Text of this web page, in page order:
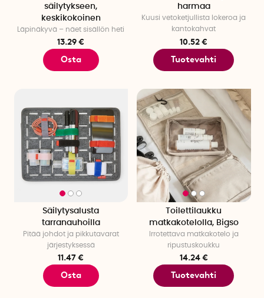
säilytykseen,
keskikokoinen
Läpinäkyvä – näet sisällön heti
13.29 €
Osta
harmaa
Kuusi vetoketjullista lokeroa ja
kantokahvat
10.52 €
Tuotevahti
Säilytysalusta
tarranauhoilla
Pitää johdot ja pikkutavarat
järjestyksessä
11.47 €
Osta
Toilettilaukku
matkakotelolla, Bigso
Irrotettava matkakotelo ja
ripustuskoukku
14.24 €
Tuotevahti